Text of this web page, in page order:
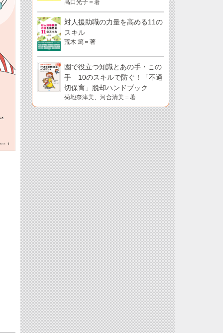
髙口光子＝著
対人援助職の力量を高める11の
スキル
荒木 篤＝著
園で役立つ知識とあの手・この
手 10のスキルで防ぐ！「不適
切保育」脱却ハンドブック
菊地奈津美、河合清美＝著